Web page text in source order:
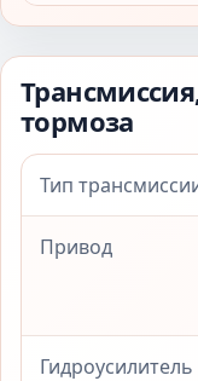
тормоза
Тип
Привод
Гидроусилитель